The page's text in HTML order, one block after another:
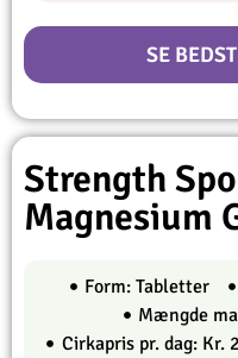
SE
Strength
Magnesium
Form: Tabletter
Mængde
Cirkapris pr. dag: Kr.